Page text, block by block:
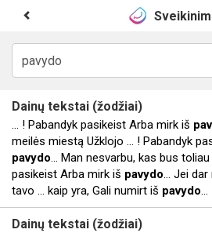
Dainų tekstai (žodžiai)
... ! Pabandyk pasikeist Arba mirk iš
meilės miestą Užklojo ... ! Pabandyk
pavydo… Man nesvarbu, kas bus toliau
pasikeist Arba mirk iš pavydo… Jei dar
tavo ... kaip yra, Gali numirt iš pavydo…
Dainų tekstai (žodžiai)